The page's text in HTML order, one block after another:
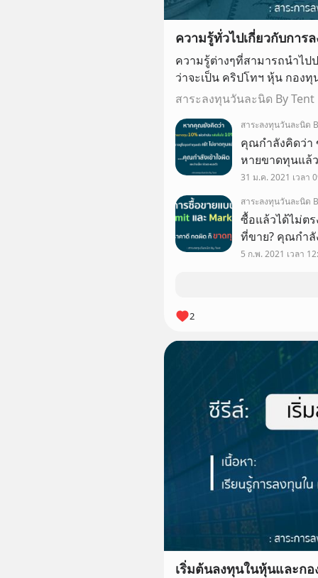
ความรู้ทั่วไปเกี่ยวกับการ
ความรู้ต่างๆที่สามารถนำไ
ว่าจะเป็น คริปโทฯ หุ้น กอง
ลงทุนต้องรู้ยันเทคนิคอื่นๆ
สาระลงทุนวันละนิด By Tent
สาระลงทุนวันละนิด
คุณกำลังคิดว่า
หายขาดทุนแล้
ล่ะ กับดักการล
คำนวนนี่แหล่
31 ม.ค. 2021 เวลา
สาระลงทุนวันละนิด
ซื้อแล้วได้ไม่ต
ที่ขาย? คุณกำลั
เพราะตัวคุณเอ
5 ก.พ. 2021 เวลา
2
เริ่มต้นลงทุนในหุ้นและกอ